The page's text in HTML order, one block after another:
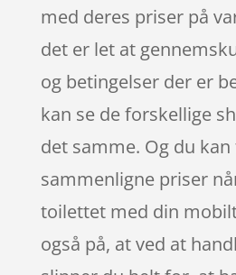
med deres priser på
det er let at
og betingelser der er
kan se de forskellige
det samme. Og du
sammenligne priser
toilettet med din
også på, at ved at